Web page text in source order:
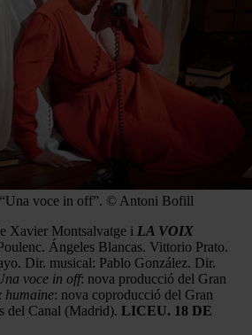
voce in off”. © Antoni Bofill
Xavier Montsalvatge i LA VOIX
Ángeles Blancas. Vittorio Prato.
Dir. musical: Pablo González. Dir.
voce in off: nova producció del Gran
humaine: nova coproducció del Gran
del Canal (Madrid). LICEU. 18 DE